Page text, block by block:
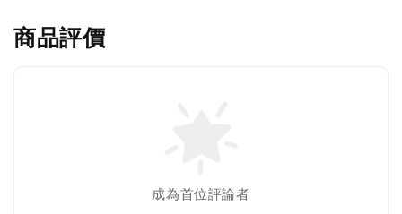
商品評價
成為首位評論者